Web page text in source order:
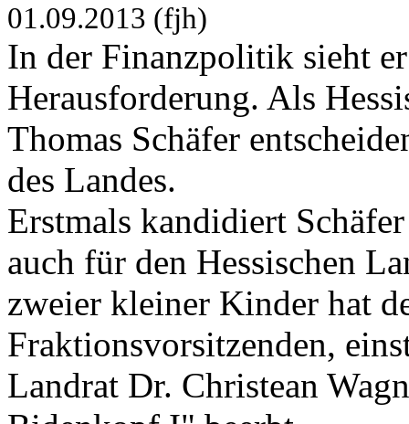
01.09.2013 (fjh)
In der Finanzpolitik sieht
Herausforderung. Als
Thomas Schäfer
des Landes.
Erstmals kandidiert
auch für den Hessischen
zweier kleiner Kinder hat
Fraktionsvorsitzenden,
Landrat Dr. Christean